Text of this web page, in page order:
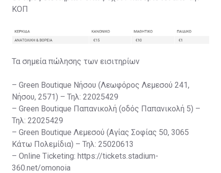
ΚΟΠ
Τα σημεία πώλησης των εισιτηρίων
– Green Boutique Νήσου (Λεωφόρος Λεμεσού 241,
Νήσου, 2571) – Τηλ: 22025429
– Green Boutique Παπανικολή (οδός Παπανικολή 5) –
Τηλ: 22025429
– Green Boutique Λεμεσού (Αγίας Σοφίας 50, 3065
Κάτω Πολεμίδια) – Τηλ: 25020613
– Online Ticketing: https://tickets.stadium-
360.net/omonoia